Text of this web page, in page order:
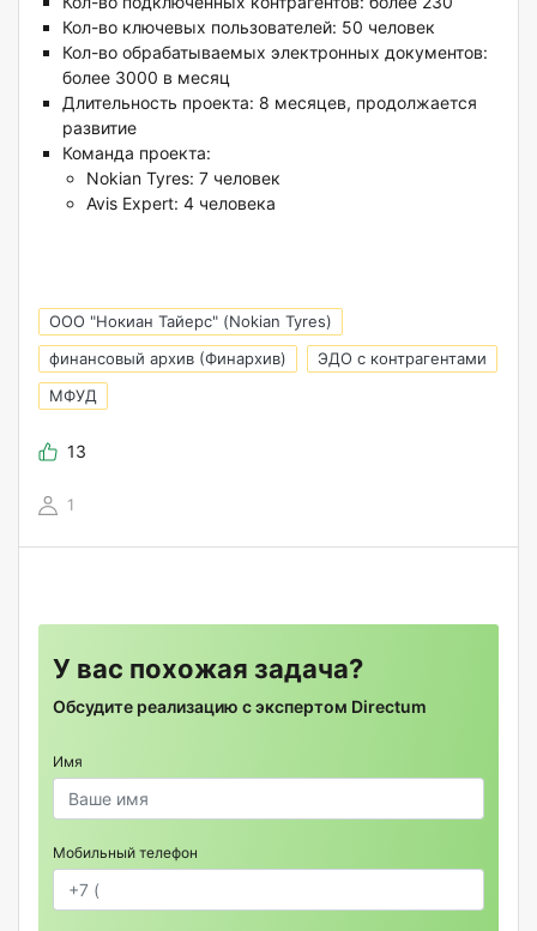
Кол-во ключевых пользователей: 50 человек
Кол-во обрабатываемых электронных документов:
более 3000 в месяц
Длительность проекта: 8 месяцев, продолжается
развитие
Команда проекта:
Nokian Tyres: 7 человек
Avis Expert: 4 человека
ООО "Нокиан Тайерс" (Nokian Tyres)
финансовый архив (Финархив)
ЭДО с контрагентами
МФУД
13
1
У вас похожая задача?
Обсудите реализацию с экспертом Directum
Имя
Мобильный телефон